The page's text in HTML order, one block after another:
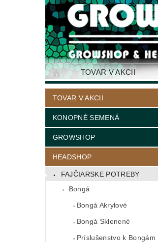
TOVAR V AKCII
KONTAKTY
TOVAR V AKCII
KONOPNÉ SEMENÁ
GROWSHOP
HEADSHOP
FAJČIARSKE POTREBY
Bongá
Bongá Akrylové
Bongá Sklenené
Príslušenstvo k Bongám